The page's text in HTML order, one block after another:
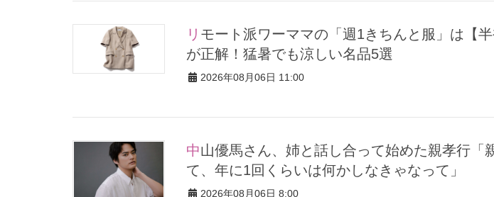
リモート派ワーママの「週1きちんと服」は【半袖ジャケット】
が正解！猛暑でも涼しい名品5選
2026年08月06日 11:00
中山優馬さん、姉と話し合って始めた親孝行「親の年齢も考え
て、年に1回くらいは何かしなきゃなって」
2026年08月06日 8:00